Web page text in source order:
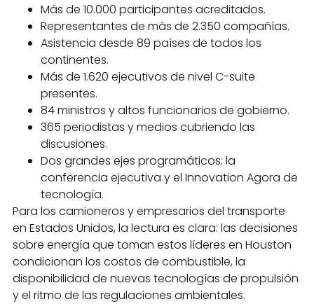
Más de 10.000 participantes acreditados.
Representantes de más de 2.350 compañías.
Asistencia desde 89 países de todos los
continentes.
Más de 1.620 ejecutivos de nivel C-suite
presentes.
84 ministros y altos funcionarios de gobierno.
365 periodistas y medios cubriendo las
discusiones.
Dos grandes ejes programáticos: la
conferencia ejecutiva y el Innovation Agora de
tecnología.
Para los camioneros y empresarios del transporte
en Estados Unidos, la lectura es clara: las decisiones
sobre energía que toman estos líderes en Houston
condicionan los costos de combustible, la
disponibilidad de nuevas tecnologías de propulsión
y el ritmo de las regulaciones ambientales.